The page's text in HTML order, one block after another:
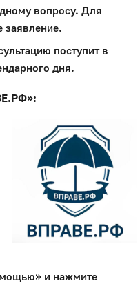
вопросу. Для
заявление.
поступит в
дня.
и нажмите